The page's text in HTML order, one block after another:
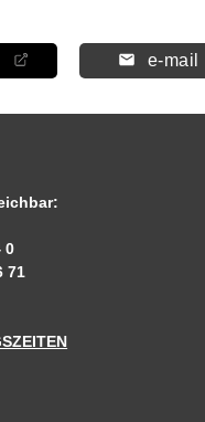
e-mail
0
71